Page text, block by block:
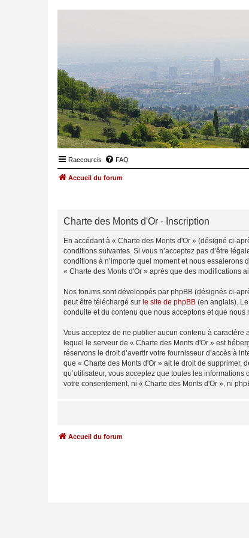
Raccourcis FAQ
Accueil du forum
Charte des Monts d'Or - Inscription
En accédant à « Charte des Monts d'Or » (désigné ci-
conditions suivantes. Si vous n’acceptez pas d’être
conditions à n’importe quel moment et nous
« Charte des Monts d'Or » après que des modifications
Nos forums sont développés par phpBB (désignés ci-
peut être téléchargé sur le site de phpBB (en anglais).
conduite et du contenu que nous acceptons et que
Vous acceptez de ne publier aucun contenu à
lequel le serveur de « Charte des Monts d'Or » est
réservons le droit d’avertir votre fournisseur d’accès à
que « Charte des Monts d'Or » ait le droit de supprimer,
qu’utilisateur, vous acceptez que toutes les
votre consentement, ni « Charte des Monts d'Or », ni
Accueil du forum